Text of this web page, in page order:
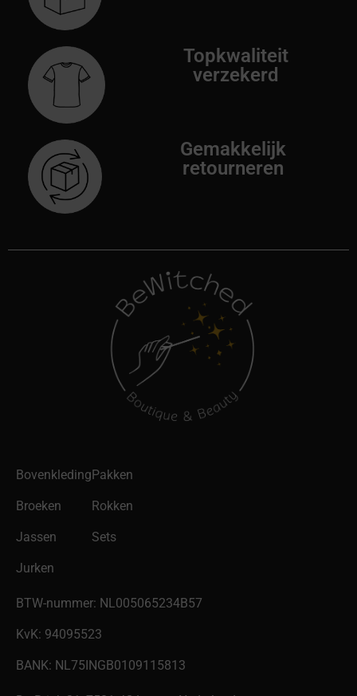
Topkwaliteit
verzekerd
Gemakkelijk
retourneren
Bovenkleding
Broeken
Jassen
Jurken
Pakken
Rokken
Sets
BTW-nummer: NL005065234B57
KvK: 94095523
BANK: NL75INGB0109115813